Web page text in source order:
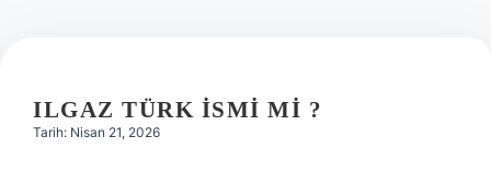
Hakkımızda
ILGAZ TÜRK ISMI MI ?
Tarih: Nisan 21, 2026